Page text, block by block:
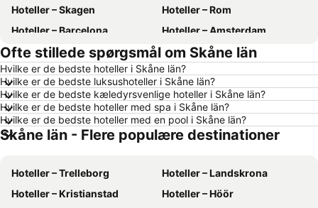
Hoteller – Skagen
Hoteller – Rom
Hoteller – Barcelona
Hoteller – Amsterdam
Hoteller – Alanya
Hoteller – Lübeck
Hoteller – Stockholm
Hoteller – Budapest
Hoteller – Kiel
Hoteller – Málaga
Hoteller – Sønderborg
Hoteller – Gdańsk
Hoteller – Silkeborg
Hoteller – Tyskland
Hoteller – Fyn
Hoteller – Grækenland
Hoteller – Sønderjylland
Hoteller – Region Sjælland
Ofte stillede spørgsmål om Skåne län
Hvilke er de bedste hoteller i Skåne län?
Hvilke er de bedste luksushoteller i Skåne län?
Hvilke er de bedste kæledyrsvenlige hoteller i Skåne län?
Hvilke er de bedste hoteller med spa i Skåne län?
Hvilke er de bedste hoteller med en pool i Skåne län?
Skåne län - Flere populære destinationer
Hoteller – Trelleborg
Hoteller – Landskrona
Hoteller – Kristianstad
Hoteller – Höör